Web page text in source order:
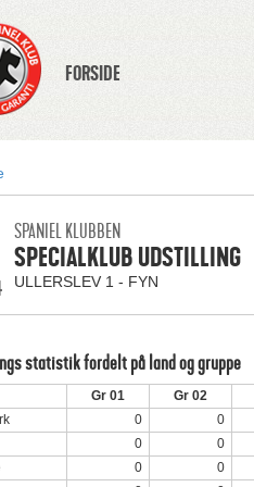
FORSIDE
SPANIEL KLUBBEN
SPECIALKLUB UDSTILLING
ULLERSLEV 1 - FYN
statistik fordelt på land og gruppe
Gr 01 Gr 02
0 0
0 0
0 0